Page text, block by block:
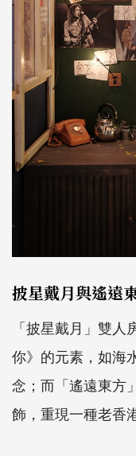
披星戴月與遙遠
「披星戴月」雙
你》的元素，如海
念；而「遙遠東方
飾，重現一種老香